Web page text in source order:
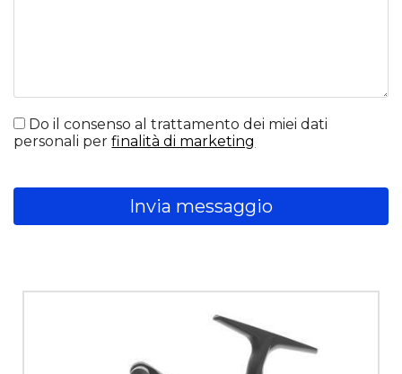
Do il consenso al trattamento dei miei dati
personali perfinalità di marketing
Invia messaggio